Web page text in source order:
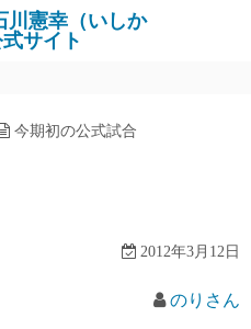
川憲幸（いしか
サイト
今期初の公式試合
2012年3月12日
のりさん